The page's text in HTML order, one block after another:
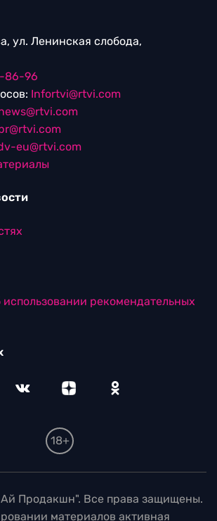
ул. Ленинская слобода,
86-96
Infortvi@rtvi.com
eu@rtvi.com
рекомендательных
18+
Продакшн". Все права защищены.
материалов активная